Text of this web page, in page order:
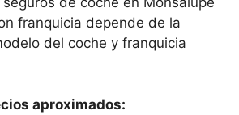
franquicia depende de la
del coche y franquicia
aproximados: